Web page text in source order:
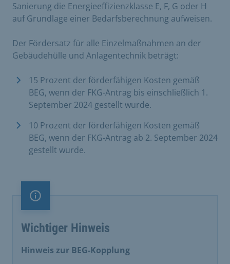
Sanierung die Energieeffizienzklasse E, F, G oder H
auf Grundlage einer Bedarfsberechnung aufweisen.
Der Fördersatz für alle Einzelmaßnahmen an der
Gebäudehülle und Anlagentechnik beträgt:
15 Prozent der förderfähigen Kosten gemäß
BEG, wenn der FKG-Antrag bis einschließlich 1.
September 2024 gestellt wurde.
10 Prozent der förderfähigen Kosten gemäß
BEG, wenn der FKG-Antrag ab 2. September 2024
gestellt wurde.
Information
Wichtiger Hinweis
Hinweis zur BEG-Kopplung